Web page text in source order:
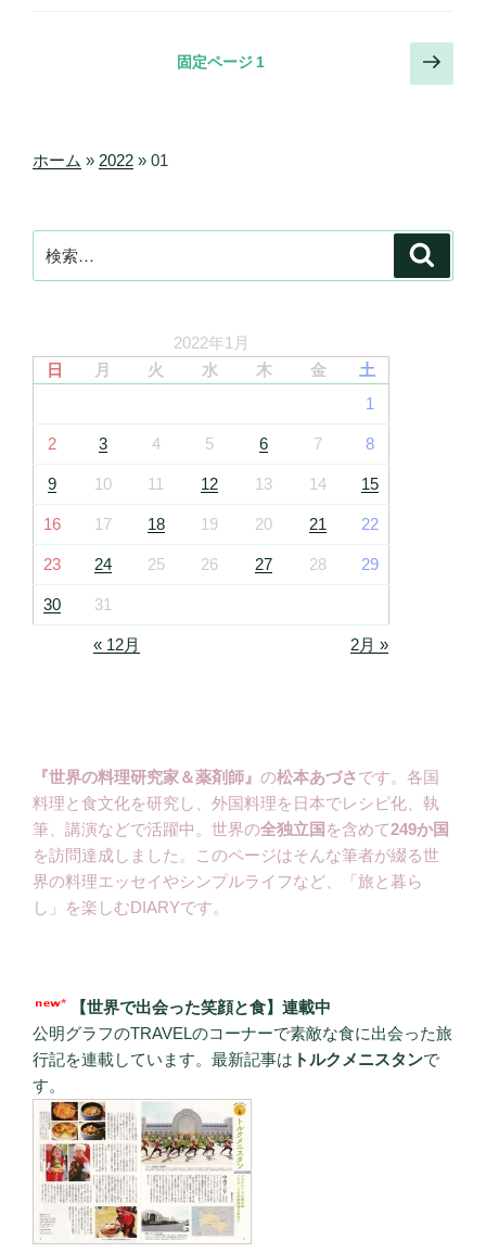
送
り
固定ページ 1
次
の
ホーム » 2022 » 01
索:
2022年1月
日
月 火 水 木 金
土
1
2 3 4 5 6 7 8
9 10 11 12 13 14 15
16 17 18 19 20 21 22
23 24 25 26 27 28 29
30 31
« 12月 2月 »
『世界の料理研究家＆薬剤師』 の松本あづさです。各国
料理と食文化を研究し、外国料理を日本でレシピ化、執
筆、講演などで活躍中。世界の全独立国 を含めて249か国
を訪問達成しました。このページはそんな筆者が綴る世
界の料理エッセイやシンプルライフなど、「旅と暮ら
し」を楽しむDIARYです。
【世界で出会った笑顔と食】連載中
公明グラフのTRAVELのコーナーで素敵な食に出会った旅
行記を連載しています。最新記事は トルクメニスタンで
す。